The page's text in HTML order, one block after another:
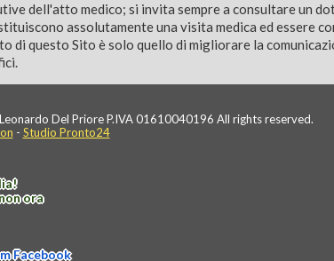
dell'atto medico; si invita sempre a consultare un
assolutamente una visita medica ed essere
di questo Sito è solo quello di migliorare la
Del Priore P.IVA 01610040196 All rights reserved.
- Studio Pronto24
ora
Facebook